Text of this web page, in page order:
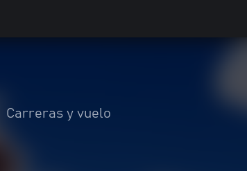
Carreras y vuelo